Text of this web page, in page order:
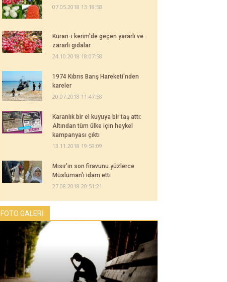
07.05.2018 13:18:58
Kuran-ı kerim'de geçen yararlı ve
zararlı gıdalar
24.10.2018 18:07:58
1974 Kıbrıs Barış Hareketi'nden
kareler
20.07.2018 11:47:58
Karanlık bir el kuyuya bir taş attı:
Altından tüm ülke için heykel
kampanyası çıktı
13.11.2018 19:59:09
Mısır'ın son firavunu yüzlerce
Müslüman'ı idam etti
27.08.2018 20:51:21
FOTO GALERİ